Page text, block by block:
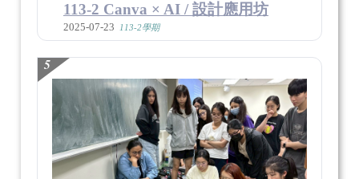
113-2 Canva × AI / 設計應用坊
2025-07-23 113-2學期
5